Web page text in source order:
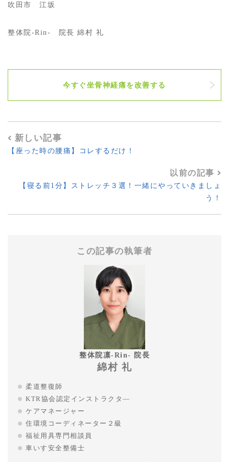
吹田市 江坂
整体院-Rin- 院長 綿村 礼
今すぐ坐骨神経痛を改善する
新しい記事
【座った時の腰痛】コレするだけ！
以前の記事
【寝る前1分】ストレッチ３選！一緒にやっていきましょ
う！
この記事の執筆者
整体院凛-Rin- 院長
綿村 礼
柔道整復師
KTR協会認定インストラクタ―
ケアマネージャー
住環境コーディネーター２級
福祉用具専門相談員
車いす安全整備士